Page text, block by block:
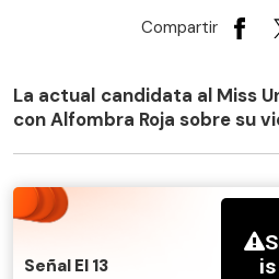
Compartir
La actual candidata al Miss
con Alfombra Roja sobre su
Señal El 13